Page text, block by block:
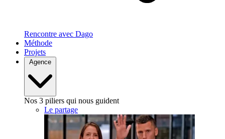
Rencontre avec Dago
Méthode
Projets
Agence
Nos 3 piliers qui nous guident
Le partage